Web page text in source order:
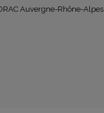
Auvergne-Rhône-Alpes